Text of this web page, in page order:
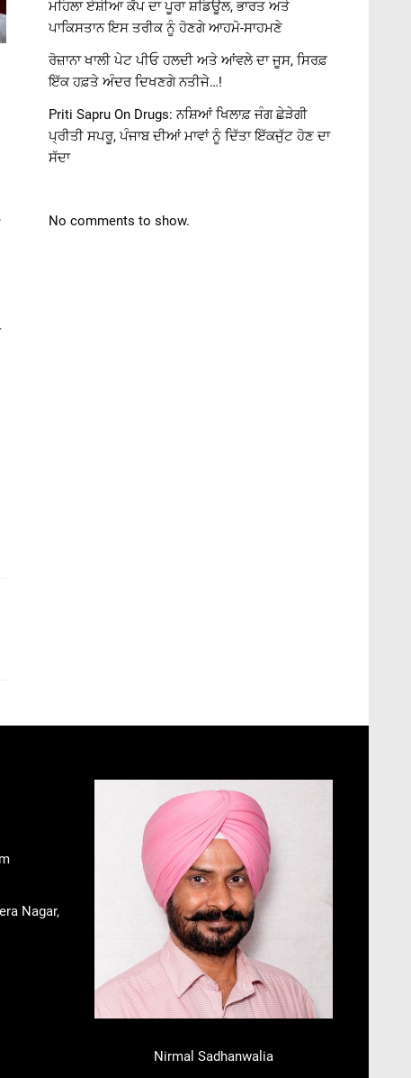
ਮਹਿਲਾ ਏਸ਼ੀਆ ਕੱਪ ਦਾ ਪੂਰਾ ਸ਼ਡਿਊਲ, ਭਾਰਤ ਅਤੇ
ਪਾਕਿਸਤਾਨ ਇਸ ਤਰੀਕ ਨੂੰ ਹੋਣਗੇ ਆਹਮੋ-ਸਾਹਮਣੇ
ਰੋਜ਼ਾਨਾ ਖਾਲੀ ਪੇਟ ਪੀਓ ਹਲਦੀ ਅਤੇ ਆਂਵਲੇ ਦਾ ਜੂਸ, ਸਿਰਫ਼
ਇੱਕ ਹਫ਼ਤੇ ਅੰਦਰ ਦਿਖਣਗੇ ਨਤੀਜੇ…!
Priti Sapru On Drugs: ਨਸ਼ਿਆਂ ਖਿਲਾਫ਼ ਜੰਗ ਛੇੜੇਗੀ
ਪ੍ਰੀਤੀ ਸਪਰੂ, ਪੰਜਾਬ ਦੀਆਂ ਮਾਵਾਂ ਨੂੰ ਦਿੱਤਾ ਇੱਕਜੁੱਟ ਹੋਣ ਦਾ
ਸੱਦਾ
No comments to show.
Nagar,
Nirmal Sadhanwalia